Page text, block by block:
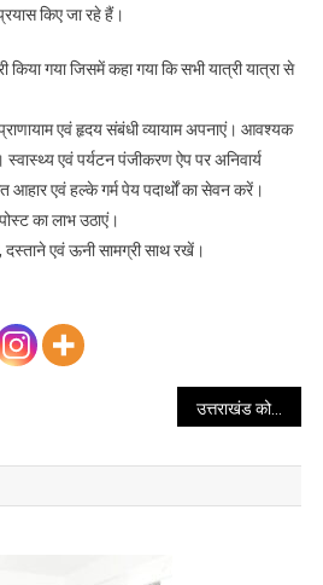
किए जा रहे हैं।
किया गया जिसमें कहा गया कि सभी यात्री यात्रा से
एवं हृदय संबंधी व्यायाम अपनाएं। आवश्यक
स्वास्थ्य एवं पर्यटन पंजीकरण ऐप पर अनिवार्य
एवं हल्के गर्म पेय पदार्थों का सेवन करें।
का लाभ उठाएं।
एवं ऊनी सामग्री साथ रखें।
उत्तराखंड को मिलेगा प्रधानमंत्री ग्रामीण सड़क योजना का भरपूर लाभ